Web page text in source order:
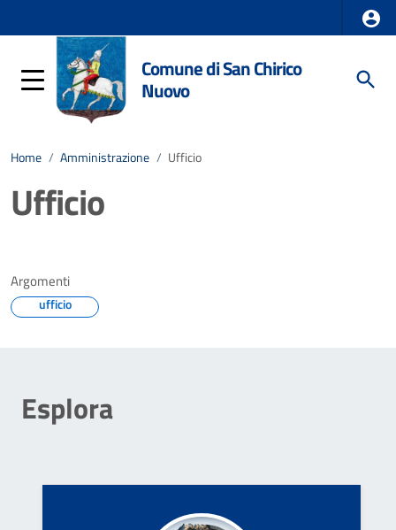
Comune di San Chirico
Nuovo
Home / Amministrazione / Ufficio
Ufficio
Argomenti
ufficio
Esplora